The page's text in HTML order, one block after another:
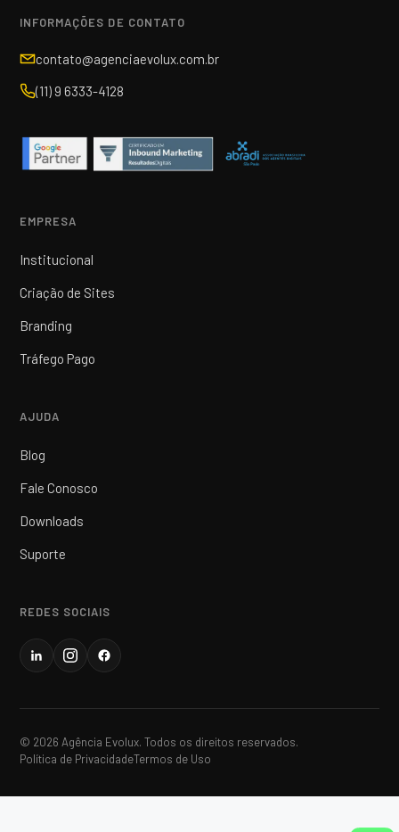
INFORMAÇÕES DE CONTATO
contato@agenciaevolux.com.br
(11) 9 6333-4128
EMPRESA
Institucional
Criação de Sites
Branding
Tráfego Pago
AJUDA
Blog
Fale Conosco
Downloads
Suporte
REDES SOCIAIS
© 2026 Agência Evolux. Todos os direitos reservados.
Política de PrivacidadeTermos de Uso